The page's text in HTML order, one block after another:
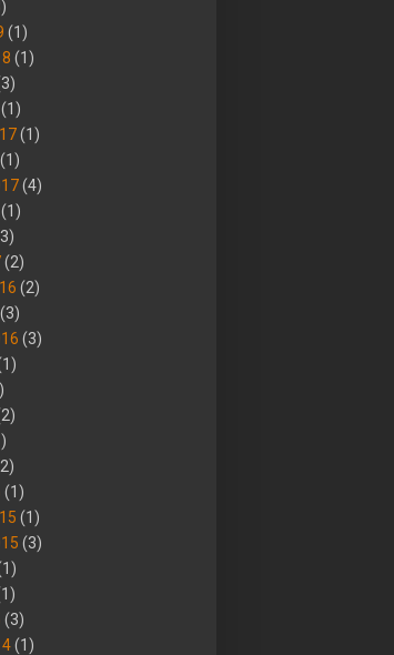
(1)
(1)
(1)
(1)
(1)
(4)
(1)
(2)
(2)
(3)
(3)
(1)
(1)
(3)
(3)
(1)